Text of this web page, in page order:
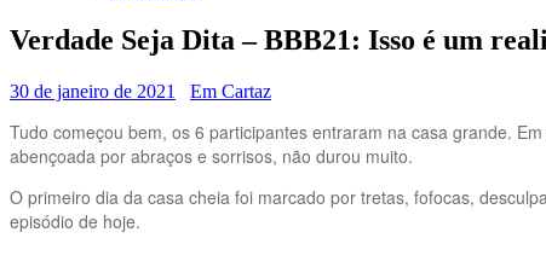
Verdade Seja Dita – BBB21: Isso é um
30 de janeiro de 2021 Em Cartaz
Tudo começou bem, os 6 participantes entraram na casa grande.
abençoada por abraços e sorrisos, não durou muito.
O primeiro dia da casa cheia foi marcado por tretas, fofocas,
episódio de hoje.